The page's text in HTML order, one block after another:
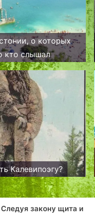
о которых
кто слышал
Калевипоэгу?
Улица